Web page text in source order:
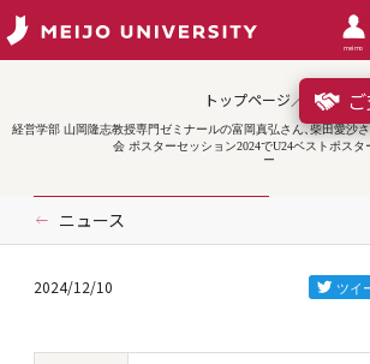
meimo
トップページ／受賞
経営学部 山岡隆志教授専門ゼミナールの富岡真弘さん、柴田愛沙
会 ポスターセッション2024でU24ベストポスタ
ニュース
2024/12/10